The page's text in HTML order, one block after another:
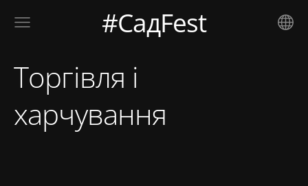
#СадFest
Торгівля і
харчування